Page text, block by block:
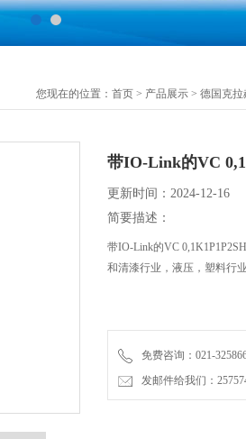
您现在的位置： 首页 > 产品展示 > 德国克拉
带IO-Link的VC
更新时间：2024-12-16
简要描述：
带IO-Link的VC
和清漆行业，液压，塑料行
免费咨询：021-
发邮件给我们：